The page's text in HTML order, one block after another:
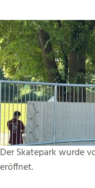
Der Skatepark wurde
eröffnet.